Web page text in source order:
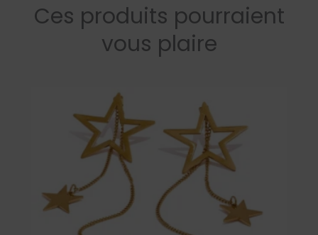
Ces produits pourraient
vous plaire